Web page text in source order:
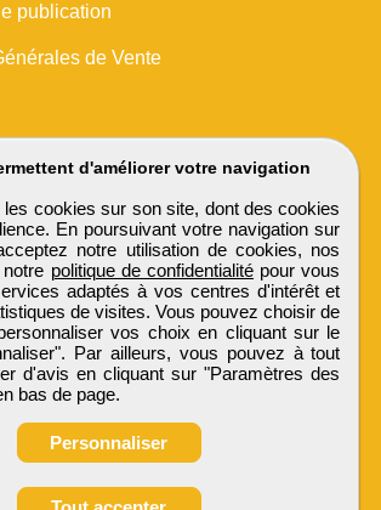
Obtenir ses
d'améliorer votre navigation
cookies sur son site, dont des cookies
En poursuivant votre navigation sur
notre utilisation de cookies, nos
politique de confidentialité pour vous
adaptés à vos centres d'intérêt et
de visites. Vous pouvez choisir de
vos choix en cliquant sur le
Par ailleurs, vous pouvez à tout
d'avis en cliquant sur "Paramètres des
bas de page.
Personnaliser
publication
de Vente